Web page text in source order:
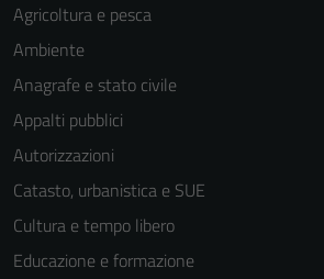
Agricoltura e pesca
Ambiente
Anagrafe e stato civile
Appalti pubblici
Autorizzazioni
Catasto, urbanistica e SUE
Cultura e tempo libero
Educazione e formazione